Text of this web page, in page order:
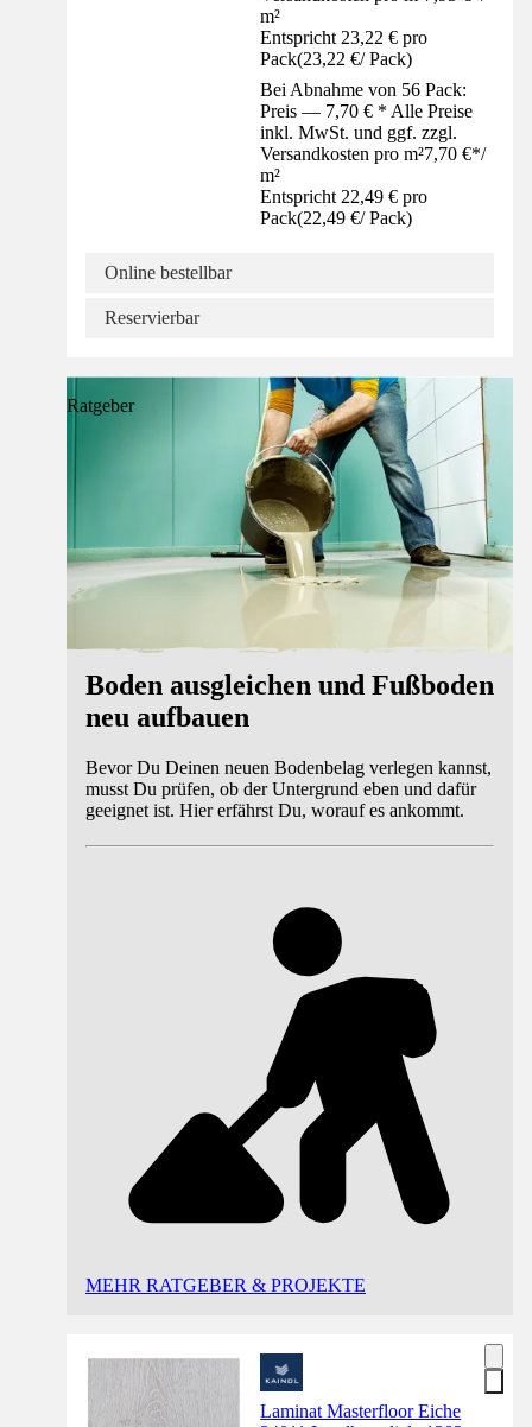
m²
Entspricht 23,22 € pro
Pack(23,22 €/ Pack)
Bei Abnahme von 56 Pack:
Preis — 7,70 € * Alle Preise
inkl. MwSt. und ggf. zzgl.
Versandkosten pro m²7,70 €*/
m²
Entspricht 22,49 € pro
Pack(22,49 €/ Pack)
Online bestellbar
Reservierbar
Ratgeber
Boden ausgleichen und Fußboden
neu aufbauen
Bevor Du Deinen neuen Bodenbelag verlegen kannst,
musst Du prüfen, ob der Untergrund eben und dafür
geeignet ist. Hier erfährst Du, worauf es ankommt.
MEHR RATGEBER & PROJEKTE
Laminat Masterfloor Eiche